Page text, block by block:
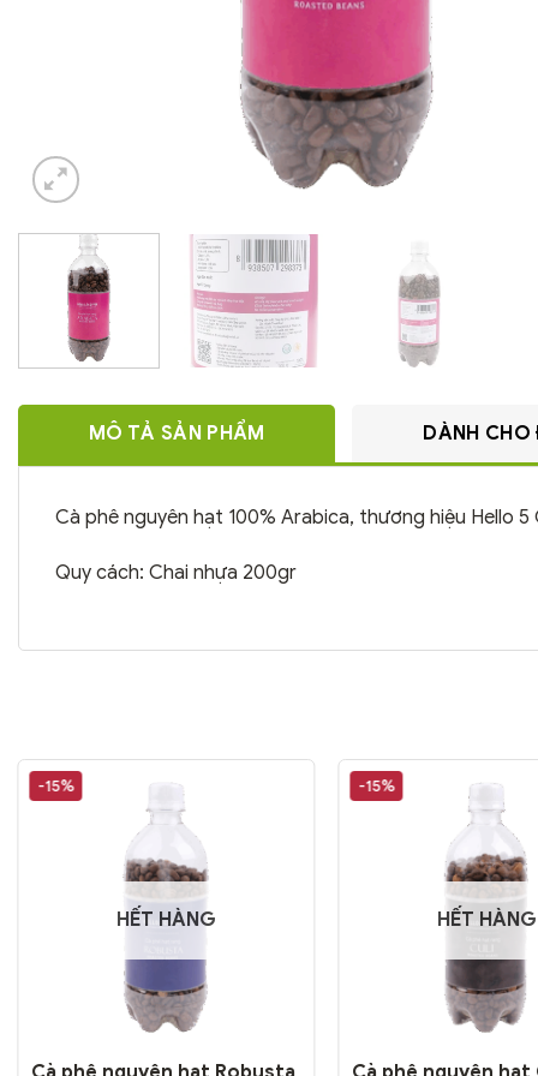
MÔ TẢ SẢN PHẨM DÀNH CHO
Cà phê nguyên hạt 100% Arabica, thương hiệu Hello
Quy cách: Chai nhựa 200gr
-15%
HẾT HÀNG
-15%
HẾT HÀNG